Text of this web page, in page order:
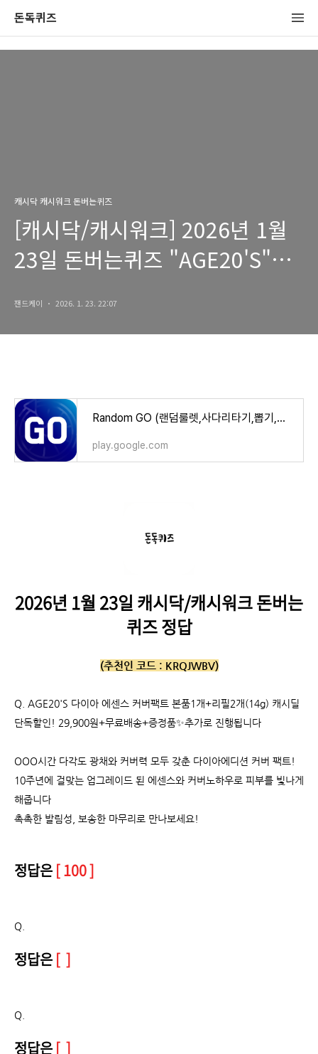
돈독퀴즈
캐시닥 캐시워크 돈버는퀴즈
[캐시닥/캐시워크] 2026년 1월
23일 돈버는퀴즈 "AGE20'S"
잰드케이 2026. 1. 23. 22:07
Random GO (랜덤룰렛,사다리타기,뽑기,복불복) - Google Play 앱
play.google.com
2026년 1월 23일 캐시닥/캐시워크 돈버는
퀴즈 정답
(추천인 코드 : KRQJWBV)
Q. AGE20'S 다이아 에센스 커버팩트 본품1개+리필2개(14g) 캐시딜
단독할인! 29,900원+무료배송+증정품✨추가로 진행됩니다
OOO시간 다각도 광채와 커버력 모두 갖춘 다이아에디션 커버 팩트!
10주년에 걸맞는 업그레이드 된 에센스와 커버노하우로 피부를 빛나게
해줍니다
촉촉한 발림성, 보송한 마무리로 만나보세요!
정답은 [ 100 ]
Q.
정답은 [ ]
Q.
정답은 [ ]